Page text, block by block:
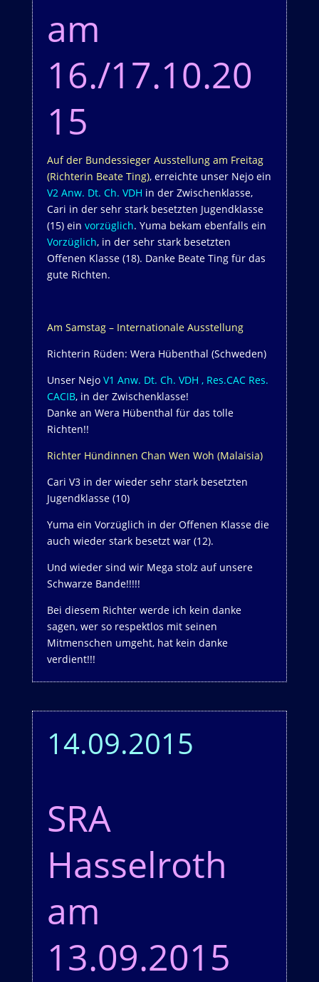
am
16./17.10.20
15
Auf der Bundessieger Ausstellung am Freitag
(Richterin Beate Ting), erreichte unser Nejo ein
V2 Anw. Dt. Ch. VDH in der Zwischenklasse,
Cari in der sehr stark besetzten Jugendklasse
(15) ein vorzüglich. Yuma bekam ebenfalls ein
Vorzüglich, in der sehr stark besetzten
Offenen Klasse (18). Danke Beate Ting für das
gute Richten.
Am Samstag – Internationale Ausstellung
Richterin Rüden: Wera Hübenthal (Schweden)
Unser Nejo V1 Anw. Dt. Ch. VDH , Res.CAC Res.
CACIB, in der Zwischenklasse!
Danke an Wera Hübenthal für das tolle
Richten!!
Richter Hündinnen Chan Wen Woh (Malaisia)
Cari V3 in der wieder sehr stark besetzten
Jugendklasse (10)
Yuma ein Vorzüglich in der Offenen Klasse die
auch wieder stark besetzt war (12).
Und wieder sind wir Mega stolz auf unsere
Schwarze Bande!!!!!
Bei diesem Richter werde ich kein danke
sagen, wer so respektlos mit seinen
Mitmenschen umgeht, hat kein danke
verdient!!!
14.09.2015
SRA
Hasselroth
am
13.09.2015